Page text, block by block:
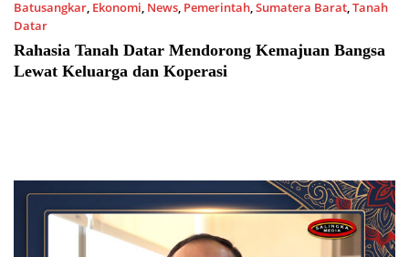
Batusangkar, Ekonomi, News, Pemerintah,Sumatera Barat,Tanah
Datar
23/07/2025 5:00 PM
Rahasia Tanah Datar Mendorong Kemajuan Bangsa
Lewat Keluarga dan Koperasi